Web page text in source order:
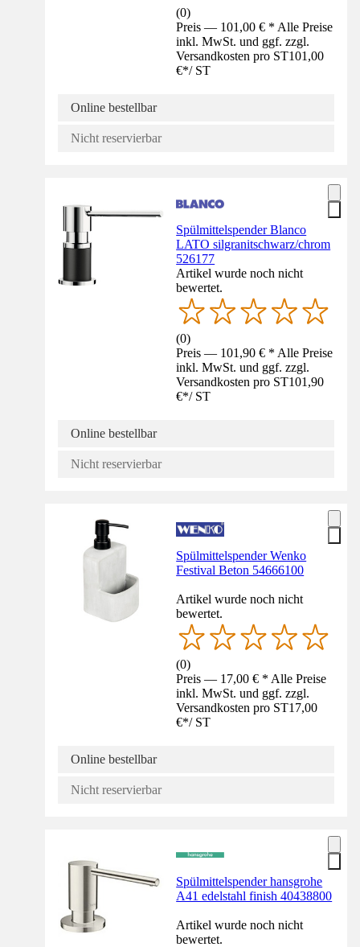
(0)
Preis — 101,00 € * Alle Preise
inkl. MwSt. und ggf. zzgl.
Versandkosten pro ST101,00
€*/ ST
Online bestellbar
Nicht reservierbar
Spülmittelspender Blanco
LATO silgranitschwarz/chrom
526177
Artikel wurde noch nicht
bewertet.
(0)
Preis — 101,90 € * Alle Preise
inkl. MwSt. und ggf. zzgl.
Versandkosten pro ST101,90
€*/ ST
Online bestellbar
Nicht reservierbar
Spülmittelspender Wenko
Festival Beton 54666100
Artikel wurde noch nicht
bewertet.
(0)
Preis — 17,00 € * Alle Preise
inkl. MwSt. und ggf. zzgl.
Versandkosten pro ST17,00
€*/ ST
Online bestellbar
Nicht reservierbar
Spülmittelspender hansgrohe
A41 edelstahl finish 40438800
Artikel wurde noch nicht
bewertet.